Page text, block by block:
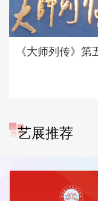
《大师列传》第
艺展推荐